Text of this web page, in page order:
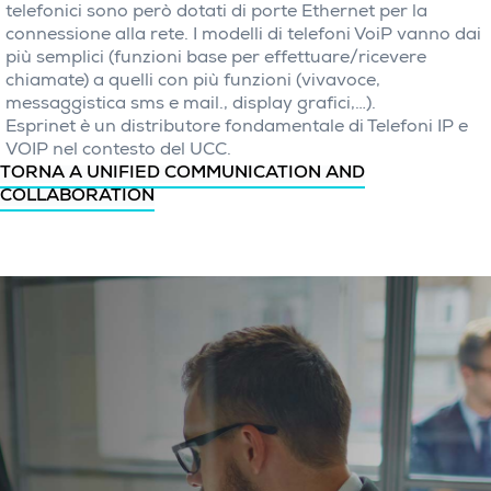
telefonici sono però dotati di porte Ethernet per la
connessione alla rete. I modelli di telefoni VoiP vanno dai
più semplici (funzioni base per effettuare/ricevere
chiamate) a quelli con più funzioni (vivavoce,
messaggistica sms e mail., display grafici,…).
Esprinet è un distributore fondamentale di Telefoni IP e
VOIP nel contesto del UCC.
TORNA A UNIFIED COMMUNICATION AND
COLLABORATION